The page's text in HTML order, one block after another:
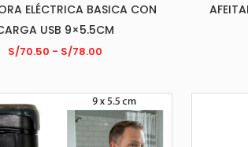
ELÉCTRICA BASICA CON
USB 9×5.5CM
S/70.50 - S/78.00